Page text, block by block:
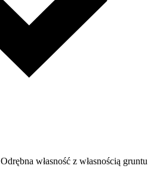
Odrębna własność z własnością gruntu